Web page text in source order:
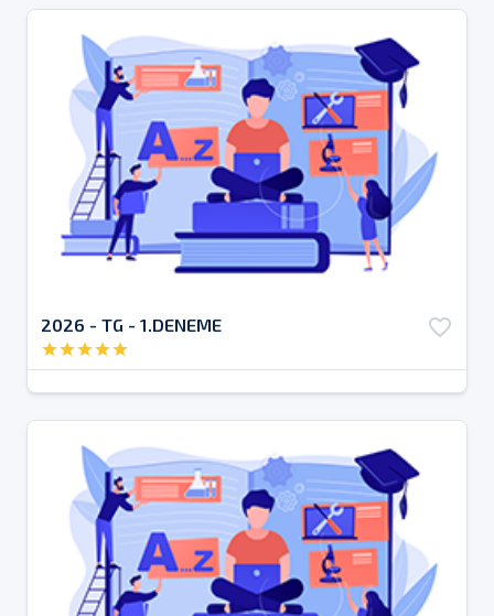
2026 - TG - 1.DENEME favorite_border
starstarstarstarstar